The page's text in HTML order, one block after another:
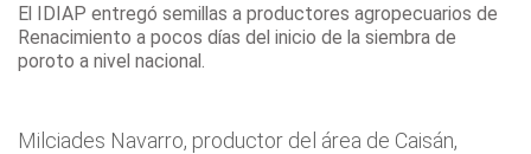
El IDIAP entregó semillas a productores agropecuarios de
Renacimiento a pocos días del inicio de la siembra de
poroto a nivel nacional.
Milciades Navarro, productor del área de Caisán,